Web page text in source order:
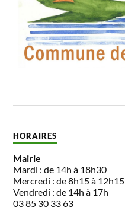
HORAIRES
Mairie
Mardi : de 14h à 18h30
Mercredi : de 8h15 à 12h15
Vendredi : de 14h à 17h
03 85 30 33 63